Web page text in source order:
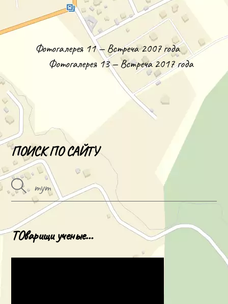
Фотогалерея 11 — Встреча 2007 года
Фотогалерея 13 — Встреча 2017 года
ПОИСК ПО САЙТУ
ТОварищи ученые…